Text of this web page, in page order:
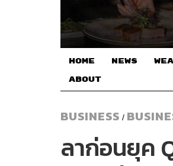
HOME NEWS
ABOUT
BUSINESS /
ลาก่อนยุค